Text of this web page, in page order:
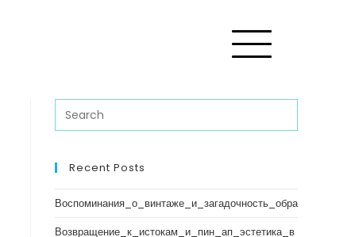
Recent Posts
Воспоминания_о_винтаже_и_загадочность_обра
Возвращение_к_истокам_и_пин_ап_эстетика_в